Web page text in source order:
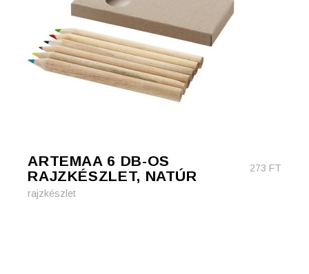
ARTEMAA 6 DB-OS
RAJZKÉSZLET, NATÚR
273 FT
rajzkészlet